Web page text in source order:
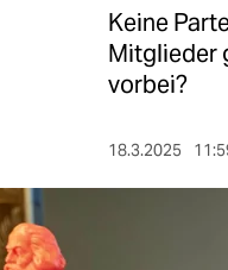
Keine
Mitglieder
vorbei?
18.3.2025